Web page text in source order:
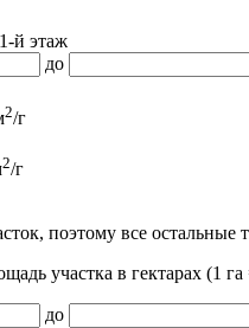
1-й этаж
до
2/г
2/г
поэтому все остальные
участка в гектарах (1
до